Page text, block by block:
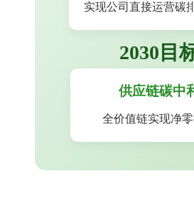
实现公司直接运营碳
2030目
供应链碳中
全价值链实现净